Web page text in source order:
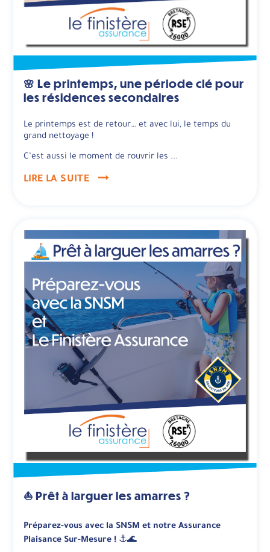
🌸 Le printemps, une période clé pour
les résidences secondaires
Le printemps est de retour… et avec lui, le temps du
grand nettoyage !
C’est aussi le moment de rouvrir les ...
LIRE LA SUITE
⛵ Prêt à larguer les amarres ?
Préparez-vous avec la SNSM et notre Assurance
Plaisance Sur-Mesure ! ⚓️🌊